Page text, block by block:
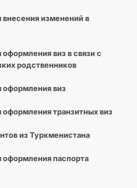
изменений в
виз в связи с
родственников
виз
транзитных виз
из Туркменистана
паспорта